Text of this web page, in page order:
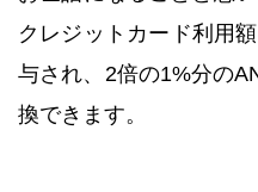
クレジットカード利用
与され、2倍の1%分の
換できます。